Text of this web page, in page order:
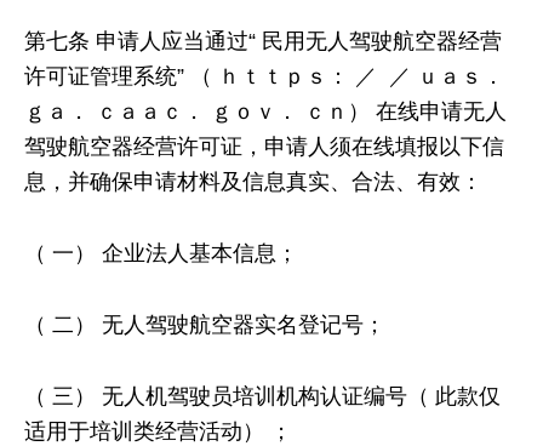
第七条 申请人应当通过“ 民用无人驾驶航空器经营
许可证管理系统” （ ｈｔｔｐｓ： ／ ／ ｕａｓ．
ｇａ． ｃａａｃ． ｇｏｖ． ｃｎ） 在线申请无人
驾驶航空器经营许可证，申请人须在线填报以下信
息，并确保申请材料及信息真实、合法、有效：
（ 一） 企业法人基本信息；
（ 二） 无人驾驶航空器实名登记号；
（ 三） 无人机驾驶员培训机构认证编号（ 此款仅
适用于培训类经营活动） ；